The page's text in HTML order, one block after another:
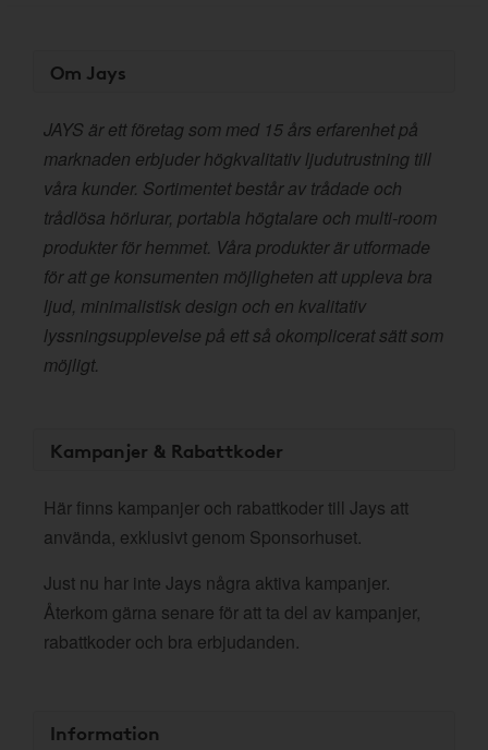
Om Jays
JAYS är ett företag som med 15 års erfarenhet på
marknaden erbjuder högkvalitativ ljudutrustning till
våra kunder. Sortimentet består av trådade och
trådlösa hörlurar, portabla högtalare och multi-room
produkter för hemmet. Våra produkter är utformade
för att ge konsumenten möjligheten att uppleva bra
ljud, minimalistisk design och en kvalitativ
lyssningsupplevelse på ett så okomplicerat sätt som
möjligt.
Kampanjer & Rabattkoder
Här finns kampanjer och rabattkoder till Jays att
använda, exklusivt genom Sponsorhuset.
Just nu har inte Jays några aktiva kampanjer.
Återkom gärna senare för att ta del av kampanjer,
rabattkoder och bra erbjudanden.
Information